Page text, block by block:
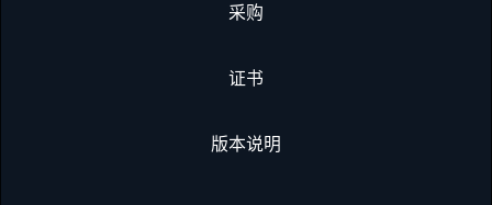
采购
证书
版本说明